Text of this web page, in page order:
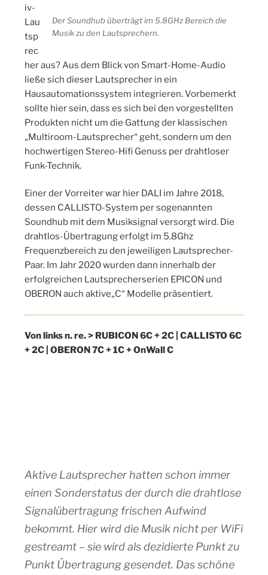
Der Soundhub überträgt im 5.8GHz Bereich die
Musik zu den Lautsprechern.
iv-
Lau
tsp
rec
her aus? Aus dem Blick von Smart-Home-Audio
ließe sich dieser Lautsprecher in ein
Hausautomationssystem integrieren. Vorbemerkt
sollte hier sein, dass es sich bei den vorgestellten
Produkten nicht um die Gattung der klassischen
„Multiroom-Lautsprecher“ geht, sondern um den
hochwertigen Stereo-Hifi Genuss per drahtloser
Funk-Technik.
Einer der Vorreiter war hier DALI im Jahre 2018,
dessen CALLISTO-System per sogenannten
Soundhub mit dem Musiksignal versorgt wird. Die
drahtlos-Übertragung erfolgt im 5.8Ghz
Frequenzbereich zu den jeweiligen Lautsprecher-
Paar. Im Jahr 2020 wurden dann innerhalb der
erfolgreichen Lautsprecherserien EPICON und
OBERON auch aktive„C“ Modelle präsentiert.
Von links n. re. > RUBICON 6C + 2C | CALLISTO 6C
+ 2C | OBERON 7C + 1C + OnWall C
Aktive Lautsprecher hatten schon immer
einen Sonderstatus der durch die drahtlose
Signalübertragung frischen Aufwind
bekommt. Hier wird die Musik nicht per WiFi
gestreamt – sie wird als dezidierte Punkt zu
Punkt Übertragung gesendet. Das schöne